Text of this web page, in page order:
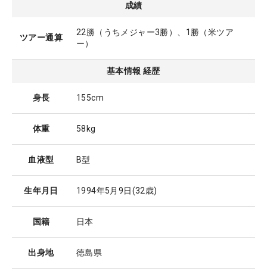
成績
ツアー通算
22勝（うちメジャー3勝）、1勝（米ツア
ー）
基本情報 経歴
身長 155cm
体重 58kg
血液型 B型
生年月日 1994年5月9日(32歳)
国籍 日本
出身地 徳島県